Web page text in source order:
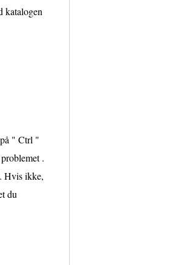
katalogen
" Ctrl "
.
Hvis ikke,
du